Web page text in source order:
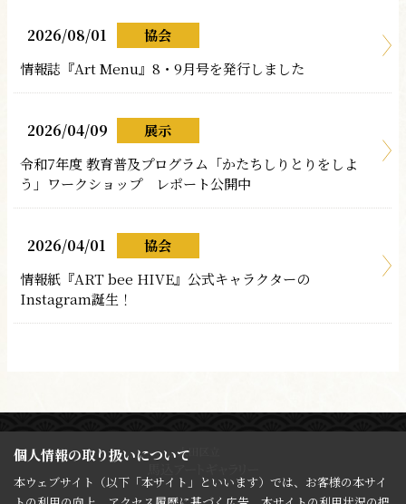
個人情報の取り扱いについて
本ウェブサイト（以下「本サイト」といいます）では、お客様の本サイ
2026/08/01
協会
情報誌『Art Menu』8・9月号を発行しました
2026/04/09
展示
令和7年度 教育普及プログラム「かたちしりとりをしよ
う」ワークショップ レポート公開中
2026/04/01
協会
情報紙『ART bee HIVE』公式キャラクターの
Instagram誕生！